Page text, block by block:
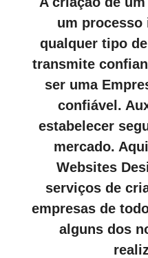
um processo
qualquer tipo
transmite
ser uma
confiável.
estabelecer
mercado.
Websites
serviços de
empresas de
alguns dos